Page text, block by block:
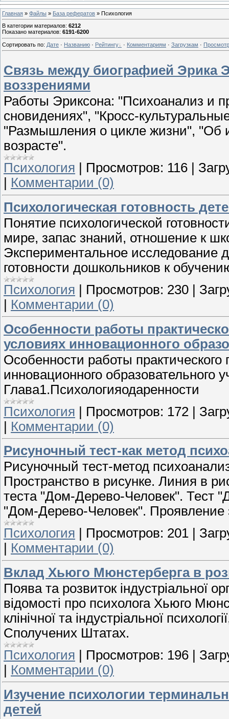
Главная » Файлы » База рефератов » Психология
В категории материалов: 6212
Показано материалов: 6191-6200
Сортировать по: Дате · Названию · Рейтингу · Комментариям · Загрузкам ·
Связь между биографией Эрика
воззрениями
Работы Эриксона: "Психоанализ и
сновидениях", "Кросс-
"Размышления о цикле жизни", "Об
возрасте".
Психология
Просмотров: 116
Комментарии (0)
Психологическая готовность
Понятие психологической
мире, запас знаний, отношение к
Экспериментальное исследование
готовности дошкольников к
Психология
Просмотров: 230
Комментарии (0)
Особенности работы
условиях инновационного
Особенности работы
инновационного
Глава1.Психологияодаренности
Психология | Просмотров: 172 |
| Комментарии (0)
Рисуночный тест-как метод
Рисуночный тест-метод
Пространство в рисунке. Линия в
теста "Дом-Дерево-Человек". Тест
"Дом-Дерево-Человек". Проявление
Психология
Просмотров: 201
Комментарии (0)
Вклад Хьюго Мюнстерберга в
Поява та розвиток індустріальної
відомості про психолога Хьюго
клінічної та індустріальної
Сполучених Штатах.
Психология
Просмотров: 196
Комментарии (0)
Изучение психологии
детей